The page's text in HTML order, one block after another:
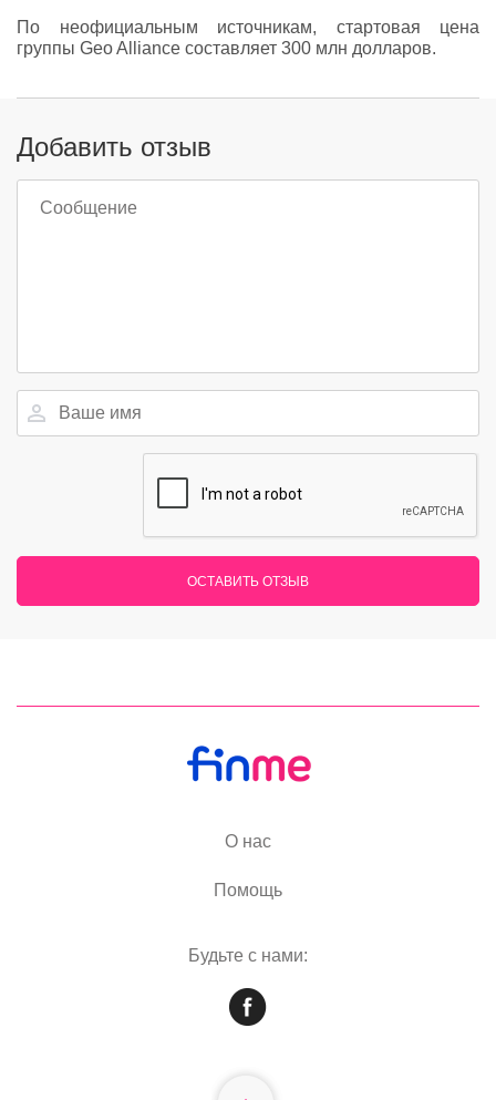
По неофициальным источникам, стартовая цена
группы Geo Alliance составляет 300 млн долларов.
Добавить отзыв
ОСТАВИТЬ ОТЗЫВ
О нас
Помощь
Будьте с нами: